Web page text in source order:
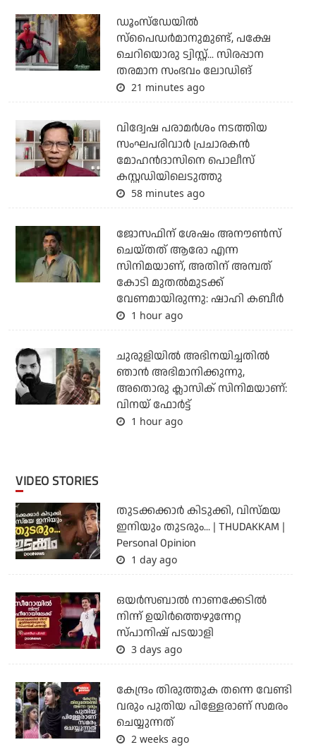
ഡൂംസ്‌ഡേയില്‍
സ്‌പൈഡര്‍മാനുമുണ്ട്, പക്ഷേ
ചെറിയൊരു ട്വിസ്റ്റ്... സിരപ്പാന
തരമാന സംഭവം ലോഡിങ്
21 minutes ago
വിദ്വേഷ പരാമര്‍ശം നടത്തിയ
സംഘപരിവാര്‍ പ്രചാരകന്‍
മോഹന്‍ദാസിനെ പൊലീസ്
കസ്റ്റഡിയിലെടുത്തു
58 minutes ago
ജോസഫിന് ശേഷം അനൗണ്‍സ്
ചെയ്തത് ആരോ എന്ന
സിനിമയാണ്, അതിന് അമ്പത്
കോടി മുതല്‍മുടക്ക്
വേണമായിരുന്നു: ഷാഹി കബീര്‍
1 hour ago
ചുരുളിയിൽ അഭിനയിച്ചതിൽ
ഞാൻ അഭിമാനിക്കുന്നു,
അതൊരു ക്ലാസിക് സിനിമയാണ്:
വിനയ് ഫോർട്ട്
1 hour ago
VIDEO STORIES
തുടക്കക്കാര്‍ കിടുക്കി, വിസ്മയ
ഇനിയും തുടരും... | THUDAKKAM |
Personal Opinion
1 day ago
ഒയര്‍സബാൽ നാണക്കേടിൽ
നിന്ന് ഉയിർത്തെഴുന്നേറ്റ
സ്പാനിഷ് പടയാളി
3 days ago
കേന്ദ്രം തിരുത്തുക തന്നെ വേണ്ടി
വരും പുതിയ പിള്ളേരാണ് സമരം
ചെയ്യുന്നത്
2 weeks ago